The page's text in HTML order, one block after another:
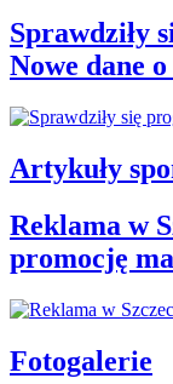
Sprawdziły
Nowe dane
Artykuły
Reklama w
promocję
Fotogalerie